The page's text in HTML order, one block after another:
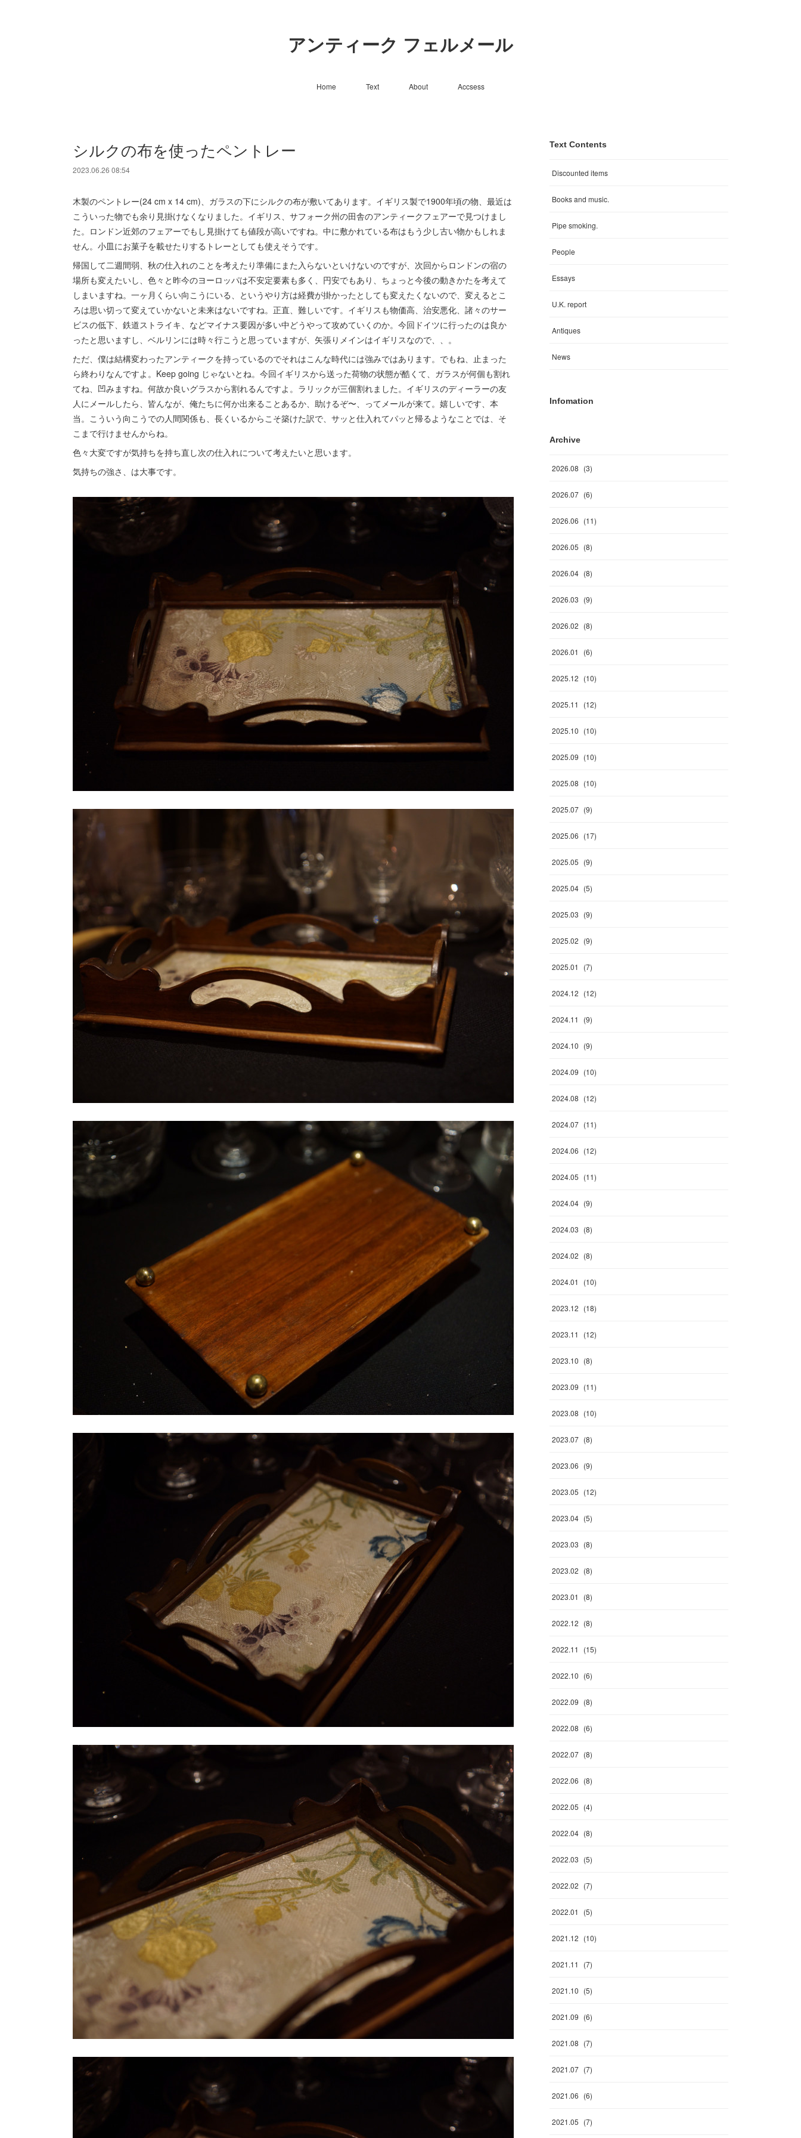
アンティーク フェルメール
Home Text About Accsess
シルクの布を使ったペントレー
2023.06.26 08:54
木製のペントレー(24 cm x 14 cm)、ガラスの下にシルクの布が敷いてあります。イギリス製で1900年頃の物、最近は
こういった物でも余り見掛けなくなりました。イギリス、サフォーク州の田舎のアンティークフェアーで見つけまし
た。ロンドン近郊のフェアーでもし見掛けても値段が高いですね。中に敷かれている布はもう少し古い物かもしれま
せん。小皿にお菓子を載せたりするトレーとしても使えそうです。
帰国して二週間弱、秋の仕入れのことを考えたり準備にまた入らないといけないのですが、次回からロンドンの宿の
場所も変えたいし、色々と昨今のヨーロッパは不安定要素も多く、円安でもあり、ちょっと今後の動きかたを考えて
しまいますね。一ヶ月くらい向こうにいる、というやり方は経費が掛かったとしても変えたくないので、変えるとこ
ろは思い切って変えていかないと未来はないですね。正直、難しいです。イギリスも物価高、治安悪化、諸々のサー
ビスの低下、鉄道ストライキ、などマイナス要因が多い中どうやって攻めていくのか。今回ドイツに行ったのは良か
ったと思いますし、ベルリンには時々行こうと思っていますが、矢張りメインはイギリスなので、、。
ただ、僕は結構変わったアンティークを持っているのでそれはこんな時代には強みではあります。でもね、止まった
ら終わりなんですよ。Keep going じゃないとね。今回イギリスから送った荷物の状態が酷くて、ガラスが何個も割れ
てね、凹みますね。何故か良いグラスから割れるんですよ。ラリックが三個割れました。イギリスのディーラーの友
人にメールしたら、皆んなが、俺たちに何か出来ることあるか、助けるぞ〜、ってメールが来て。嬉しいです、本
当。こういう向こうでの人間関係も、長くいるからこそ築けた訳で、サッと仕入れてパッと帰るようなことでは、そ
こまで行けませんからね。
色々大変ですが気持ちを持ち直し次の仕入れについて考えたいと思います。
気持ちの強さ、は大事です。
Text Contents
Discounted items
Books and music.
Pipe smoking.
People
Essays
U.K. report
Antiques
News
Infomation
Archive
2026.08 (3)
2026.07 (6)
2026.06 (11)
2026.05 (8)
2026.04 (8)
2026.03 (9)
2026.02 (8)
2026.01 (6)
2025.12 (10)
2025.11 (12)
2025.10 (10)
2025.09 (10)
2025.08 (10)
2025.07 (9)
2025.06 (17)
2025.05 (9)
2025.04 (5)
2025.03 (9)
2025.02 (9)
2025.01 (7)
2024.12 (12)
2024.11 (9)
2024.10 (9)
2024.09 (10)
2024.08 (12)
2024.07 (11)
2024.06 (12)
2024.05 (11)
2024.04 (9)
2024.03 (8)
2024.02 (8)
2024.01 (10)
2023.12 (18)
2023.11 (12)
2023.10 (8)
2023.09 (11)
2023.08 (10)
2023.07 (8)
2023.06 (9)
2023.05 (12)
2023.04 (5)
2023.03 (8)
2023.02 (8)
2023.01 (8)
2022.12 (8)
2022.11 (15)
2022.10 (6)
2022.09 (8)
2022.08 (6)
2022.07 (8)
2022.06 (8)
2022.05 (4)
2022.04 (8)
2022.03 (5)
2022.02 (7)
2022.01 (5)
2021.12 (10)
2021.11 (7)
2021.10 (5)
2021.09 (6)
2021.08 (7)
2021.07 (7)
2021.06 (6)
2021.05 (7)